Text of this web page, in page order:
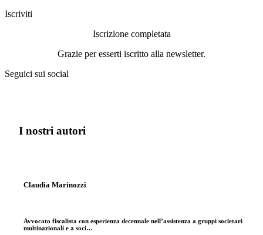
Iscriviti
Iscrizione completata
Grazie per esserti iscritto alla newsletter.
Seguici sui social
I nostri autori
Claudia Marinozzi
Avvocato fiscalista con esperienza decennale nell’assistenza a gruppi societari
multinazionali e a soci…